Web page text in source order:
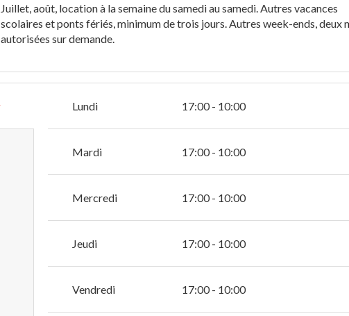
Juillet, août, location à la semaine du samedi au samedi. Autres vacances
scolaires et ponts fériés, minimum de trois jours. Autres week-ends, deux
autorisées sur demande.
Lundi 17:00 - 10:00
Mardi 17:00 - 10:00
Mercredi 17:00 - 10:00
Jeudi 17:00 - 10:00
Vendredi 17:00 - 10:00